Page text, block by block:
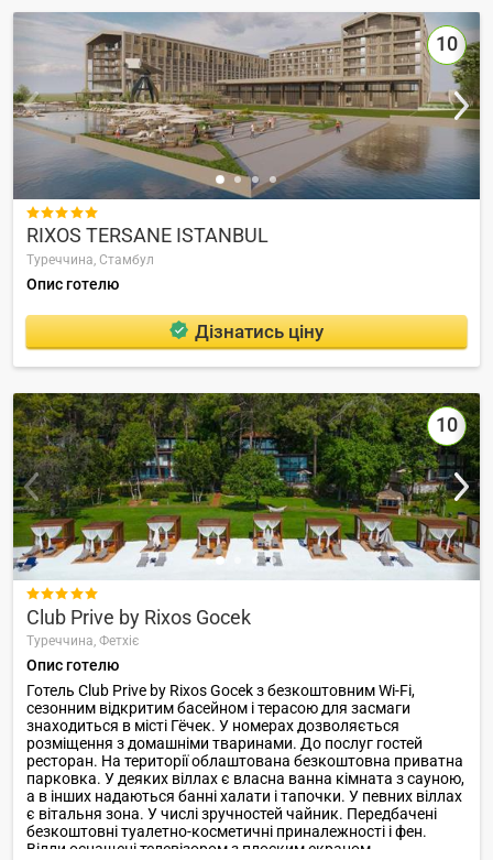
Для дітей: - дитячі ліжечка - діти до 6 років проживають
безкоштовно Ресторани, бари: - ресторан - бар пляж: - пляж
знаходиться в 200 м від готелю Додаткова інформація: -
номера / зручності для людей з обмеженими фізичними
можливостями - можливе розміщення з домашніми
тваринами .
10

RIXOS TERSANE ISTANBUL
Туреччина, Стамбул
Опис готелю
Дізнатись ціну
10

Club Prive by Rixos Gocek
Туреччина, Фетхіє
Опис готелю
Готель Club Prive by Rixos Gocek з безкоштовним Wi-Fi,
сезонним відкритим басейном і терасою для засмаги
знаходиться в місті Гёчек. У номерах дозволяється
розміщення з домашніми тваринами. До послуг гостей
ресторан. На території облаштована безкоштовна приватна
парковка. У деяких віллах є власна ванна кімната з сауною,
а в інших надаються банні халати і тапочки. У певних віллах
є вітальня зона. У числі зручностей чайник. Передбачені
безкоштовні туалетно-косметичні приналежності і фен.
Вілли оснащені телевізором з плоским екраном.